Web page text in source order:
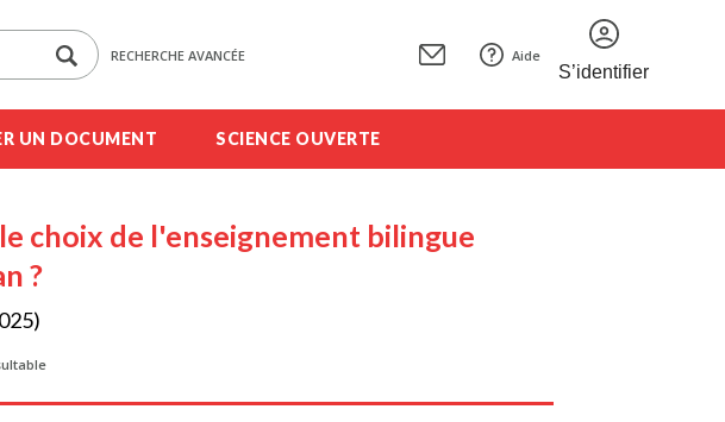
RECHERCHE AVANCÉE Aide
S’identifier
UN DOCUMENT SCIENCE OUVERTE
choix de l'enseignement bilingue
?